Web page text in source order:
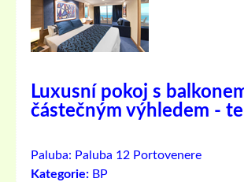
Luxusní pokoj s
částečným výhledem -
Paluba: Paluba 12 Portovenere
Kategorie: BP